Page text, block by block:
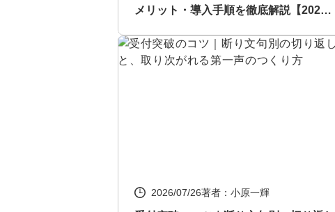
メリット・導入手順を徹底解説【2026
2026/07/26著者：小原一輝